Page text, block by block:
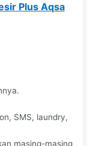
Plus Aqsa
SMS, laundry,
masing-masing